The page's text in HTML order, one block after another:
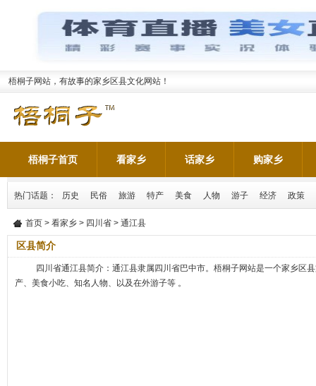
梧桐子网站，有故事的家乡区县文化网站！
梧桐子首页 看家乡 话家乡 购家乡
热门话题： 历史 民俗 旅游 特产 美食 人物 游子 经济 政策
首页 > 看家乡 > 四川省 > 通江县
区县简介
四川省通江县简介：通江县隶属四川省巴中市。梧桐子网站是一个家乡区
产、美食小吃、知名人物、以及在外游子等 。